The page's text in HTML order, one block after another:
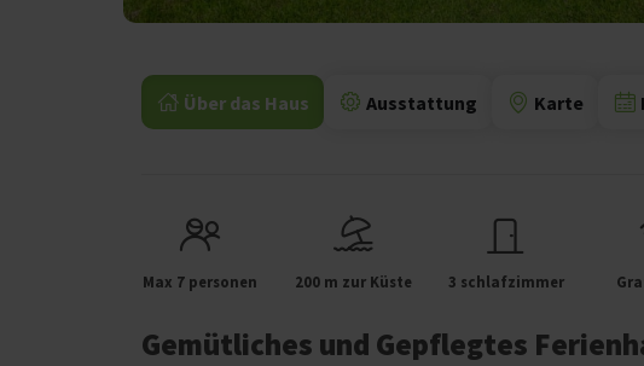
Über das Haus Ausstattung Karte
Max 7 personen 200 m zur Küste 3 schlafzimmer
Gemütliches und Gepflegtes